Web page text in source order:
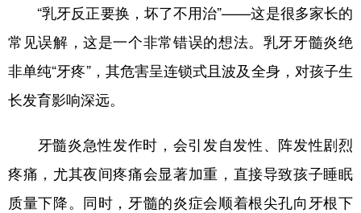
科技 科普 体育 文化
健康 军事 访谈 视频
溯源中国 城市 旅游 能源
会展 彩票 娱乐
“乳牙反正要换，坏了不用治”——这是很多家长的
常见误解，这是一个非常错误的想法。乳牙牙髓炎绝
非单纯“牙疼”，其危害呈连锁式且波及全身，对孩子生
长发育影响深远。
牙髓炎急性发作时，会引发自发性、阵发性剧烈
疼痛，尤其夜间疼痛会显著加重，直接导致孩子睡眠
质量下降。同时，牙髓的炎症会顺着根尖孔向牙根下